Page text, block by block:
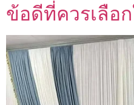
ข้อดีที่ควรเลือ